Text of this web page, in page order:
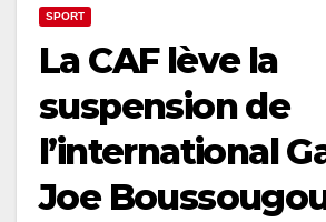
SPORT
La CAF lève la
suspension de
l’international
Joe